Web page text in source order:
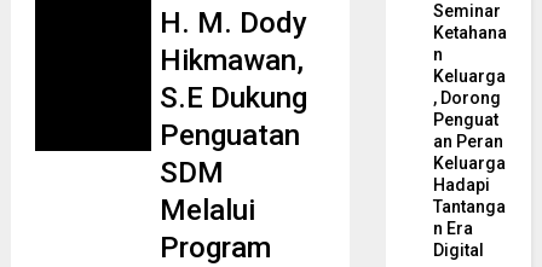
H. M. Dody
Hikmawan,
S.E Dukung
Penguatan
SDM
Melalui
Program
Seminar
Ketahana
n
Keluarga
, Dorong
Penguat
an Peran
Keluarga
Hadapi
Tantanga
n Era
Digital